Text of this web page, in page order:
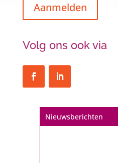
Aanmelden
Volg ons ook via
Nieuwsberichten